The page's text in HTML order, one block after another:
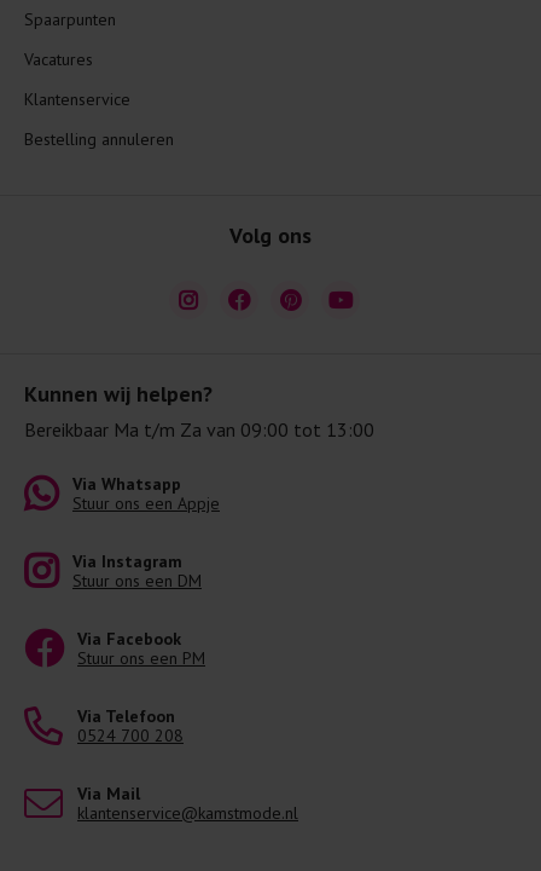
Kunnen wij helpen?
Bereikbaar Ma t/m Za van 09:00 tot 13:00
Via Whatsapp
Stuur ons een Appje
Via Instagram
Stuur ons een DM
Via Facebook
Stuur ons een PM
Via Telefoon
0524 700 208
Via Mail
klantenservice@kamstmode.nl
Spaarpunten
Vacatures
Klantenservice
Bestelling annuleren
Volg ons